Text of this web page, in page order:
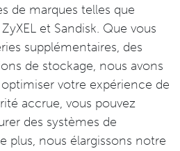
de marques telles que
et Sandisk. Que vous
supplémentaires, des
de stockage, nous avons
votre expérience de
accrue, vous pouvez
des systèmes de
plus, nous élargissons notre